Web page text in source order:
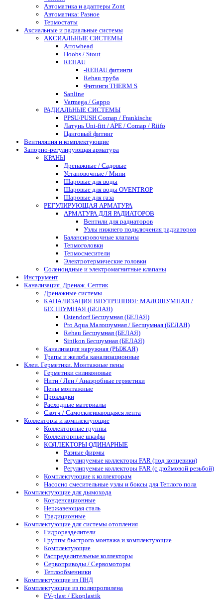
Автоматика и адаптеры Zont
Автоматика: Разное
Термостаты
Аксиальные и радиальные системы
АКСИАЛЬНЫЕ СИСТЕМЫ
Arrowhead
Hoobs / Stout
REHAU
-REHAU фитинги
Rehau труба
Фитинги THERM S
Sanline
Varmega / Gappo
РАДИАЛЬНЫЕ СИСТЕМЫ
PPSU/PUSH Comap / Frankische
Латунь Uni-fitt / APE / Comap / Riifo
Цанговый фитинг
Вентиляция и комплектующие
Запорно-регулирующая арматура
КРАНЫ
Дренажные / Садовые
Установочные / Мини
Шаровые для воды
Шаровые для воды OVENTROP
Шаровые для газа
РЕГУЛИРУЮЩАЯ АРМАТУРА
АРМАТУРА ДЛЯ РАДИАТОРОВ
Вентили для радиаторов
Узлы нижнего подключения радиаторов
Балансировочные клапаны
Термоголовки
Термосмесители
Электротермические головки
Соленоидные и электромагнитные клапаны
Инструмент
Канализация. Дренаж. Септик
Дренажные системы
КАНАЛИЗАЦИЯ ВНУТРЕННЯЯ: МАЛОШУМНАЯ /
БЕСШУМНАЯ (БЕЛАЯ)
Ostendorf Бесшумная (БЕЛАЯ)
Pro Aqua Малошумная / Бесшумная (БЕЛАЯ)
Rehau Бесшумная (БЕЛАЯ)
Sinikon Бесшумная (БЕЛАЯ)
Канализация наружная (РЫЖАЯ)
Трапы и желоба канализационные
Клеи. Герметики. Монтажные пены
Герметики силиконовые
Нити / Лен / Анаэробные герметики
Пены монтажные
Прокладки
Расходные материалы
Скотч / Самосклеивающаяся лента
Коллекторы и комплектующие
Коллекторные группы
Коллекторные шкафы
КОЛЛЕКТОРЫ ОДИНАРНЫЕ
Разные фирмы
Регулируемые коллекторы FAR (под концевики)
Регулируемые коллекторы FAR (с дюймовой резьбой)
Комплектующие к коллекторам
Насосно смесительные узлы и боксы для Теплого пола
Комплектующие для дымохода
Конденсационные
Нержавеющая сталь
Традиционные
Комплектующие для системы отопления
Гидроразделители
Группы быстрого монтажа и комплектующие
Комплектующие
Распределительные коллекторы
Сервоприводы / Сервомоторы
Теплообменники
Комплектующие из ПНД
Комплектующие из полипропилена
FV-plast / Ekoplastik